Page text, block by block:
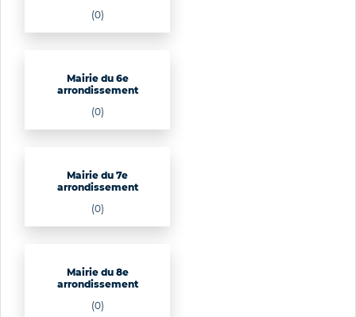
(0)
Mairie du 6e
arrondissement
(0)
Mairie du 7e
arrondissement
(0)
Mairie du 8e
arrondissement
(0)